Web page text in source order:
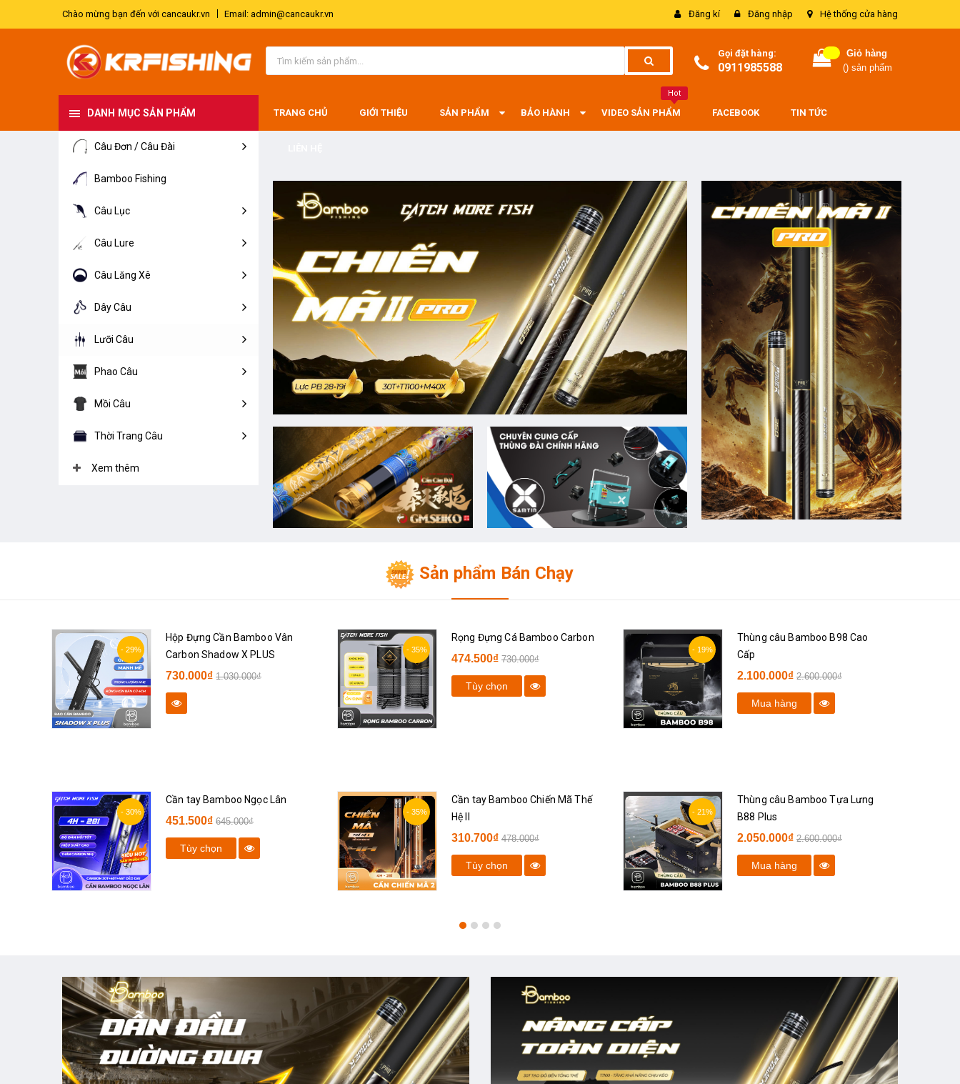
Chào mừng bạn đến với cancaukr.vn Email: admin@cancaukr.vn Đăng kí Đăng nhập Hệ thống cửa hàng
Gọi đặt hàng:
0911985588
Giỏ hàng
() sản phẩm
DANH MỤC SẢN PHẨM
Câu Đơn / Câu Đài
Bamboo Fishing
Câu Lục
Câu Lure
Câu Lăng Xê
Dây Câu
Lưỡi Câu
Phao Câu
Mồi Câu
Thời Trang Câu
TRANG CHỦ GIỚI THIỆU SẢN PHẨM BẢO HÀNH
Hot
VIDEO SẢN PHẨM FACEBOOK TIN TỨC
Sản phẩm Bán Chạy
- 29%
Hộp Đựng Cần Bamboo Vân
Carbon Shadow X PLUS
730.000₫ 1.030.000₫
- 30%
Cần tay Bamboo Ngọc Lân
451.500₫ 645.000₫
Tùy chọn
- 35%
Rọng Đựng Cá Bamboo Carbon
474.500₫ 730.000₫
Tùy chọn
- 35%
Cần tay Bamboo Chiến Mã Thế
Hệ II
310.700₫ 478.000₫
Tùy chọn
- 19%
Thùng câu Bamboo B98 Cao
Cấp
2.100.000₫ 2.600.000₫
Mua hàng
- 21%
Thùng câu Bamboo Tựa Lưng
B88 Plus
2.050.000₫ 2.600.000₫
Mua hàng